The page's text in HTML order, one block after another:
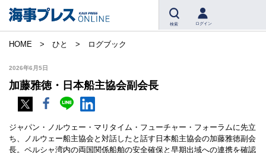
検索 ログイン
HOME ひと ログブック
2026年6月5日
加藤雅徳・日本船主協会副会長
ジャパン・ノルウェー・マリタイム・フューチャー・フォーラムに先立
ち、ノルウェー船主協会と対話したと話す日本船主協会の加藤雅徳副会
長。ペルシャ湾内の両国関係船舶の安全確保と早期出域への連携を確認